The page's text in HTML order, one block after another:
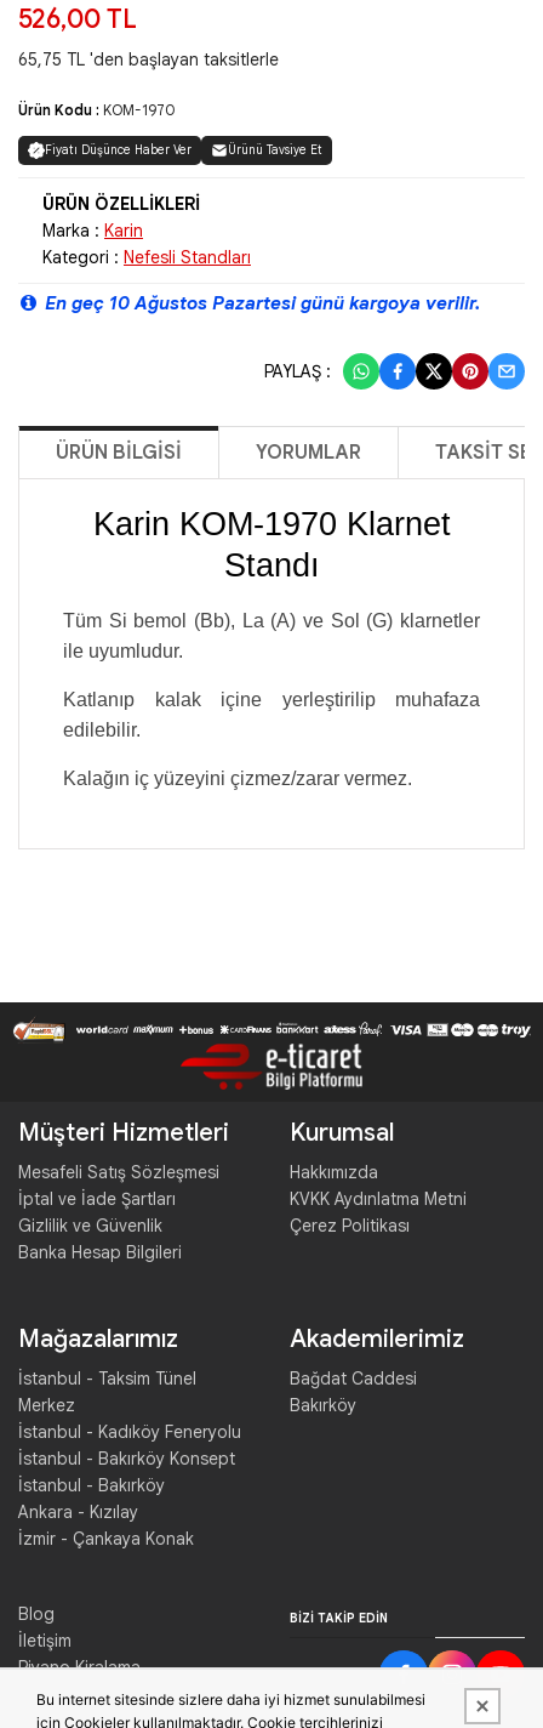
526,00 TL
65,75 TL 'den başlayan taksitlerle
Ürün Kodu : KOM-1970
Fiyatı Düşünce Haber Ver Ürünü Tavsiye Et
Marka : Karin
Kategori : Nefesli Standları
En geç 10 Ağustos Pazartesi günü kargoya verilir.
PAYLAŞ :
ÜRÜN BILGISI YORUMLAR TAKSIT
Karin KOM-1970 Klarnet
Standı
Tüm Si bemol (Bb), La (A) ve Sol (G) klarnetler
ile uyumludur.
Katlanıp kalak içine yerleştirilip muhafaza
edilebilir.
Kalağın iç yüzeyini çizmez/zarar vermez.
Müşteri Hizmetleri
Mesafeli Satış Sözleşmesi
İptal ve İade Şartları
Gizlilik ve Güvenlik
Banka Hesap Bilgileri
Kurumsal
Hakkımızda
KVKK Aydınlatma Metni
Çerez Politikası
Mağazalarımız
İstanbul - Taksim Tünel
Merkez
İstanbul - Kadıköy Feneryolu
İstanbul - Bakırköy Konsept
İstanbul - Bakırköy
Ankara - Kızılay
İzmir - Çankaya Konak
Akademilerimiz
Bağdat Caddesi
Bakırköy
Blog
İletişim
Piyano Kiralama
Konser Salonu Kiralama
BIZI TAKIP EDIN
Bu internet sitesinde sizlere daha iyi hizmet sunulabilmesi
için Cookieler kullanılmaktadır. Cookie tercihlerinizi